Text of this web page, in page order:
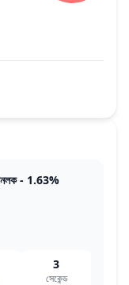
- 1.63%
2
সেকেন্ড